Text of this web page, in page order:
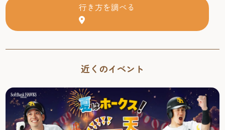
行き方を調べる
近くのイベント